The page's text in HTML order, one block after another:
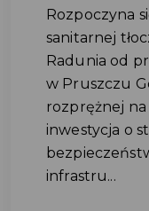
Rozpoczyna
sanitarnej
Radunia od
w Pruszczu
rozprężnej na
inwestycja o
infrastru...